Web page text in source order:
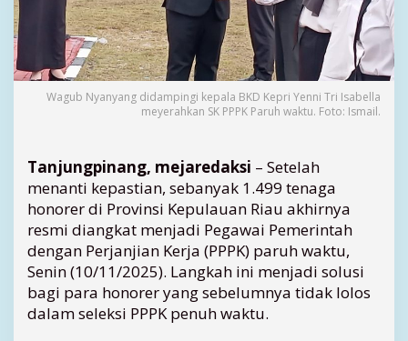
D
i
a
n
g
k
a
a
d
i
P
P
K
P
a
Wagub Nyanyang didampingi kepala BKD Kepri Yenni Tri Isabella
meyerahkan SK PPPK Paruh waktu. Foto: Ismail.
Tanjungpinang, mejaredaksi – Setelah
menanti kepastian, sebanyak 1.499 tenaga
honorer di Provinsi Kepulauan Riau akhirnya
resmi diangkat menjadi Pegawai Pemerintah
dengan Perjanjian Kerja (PPPK) paruh waktu,
Senin (10/11/2025). Langkah ini menjadi solusi
bagi para honorer yang sebelumnya tidak lolos
dalam seleksi PPPK penuh waktu.